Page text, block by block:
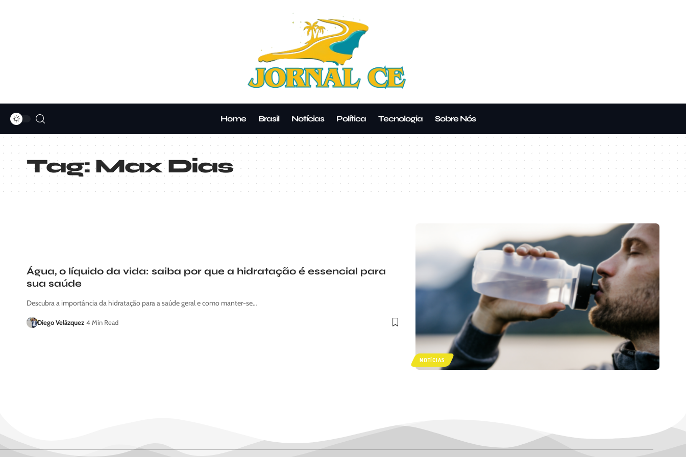
Home Brasil Notícias Política Tecnologia Sobre Nós
Tag: Max Dias
NOTÍCIAS
Água, o líquido da vida: saiba por que a hidratação é essencial para
sua saúde
Descubra a importância da hidratação para a saúde geral e como manter-se…
Diego Velázquez 4 Min Read